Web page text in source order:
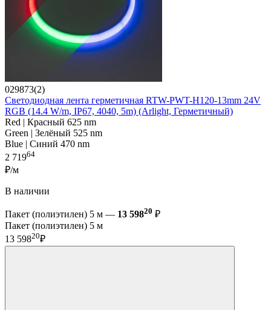
029873(2)
Светодиодная лента герметичная RTW-PWT-H120-13mm 24V
RGB (14.4 W/m, IP67, 4040, 5m) (Arlight, Герметичный)
Red | Красный 625 nm
Green | Зелёный 525 nm
Blue | Синий 470 nm
2 71964
₽/м
В наличии
Пакет (полиэтилен) 5 м — 13 59820 ₽
Пакет (полиэтилен) 5 м
13 59820₽